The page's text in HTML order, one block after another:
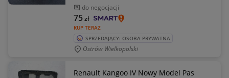
do negocjacji
KUP TERAZ
75zł
SPRZEDAJĄCY: OSOBA PRYWATNA
Ostrów Wielkopolski
Renault Kangoo IV Nowy Model Pas